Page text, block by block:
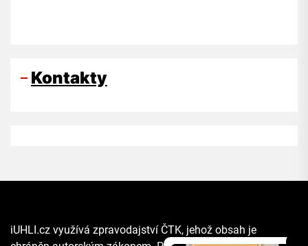
Kontakty
iUHLI.cz využívá zpravodajství ČTK, jehož obsah je